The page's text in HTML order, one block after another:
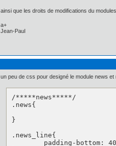
ainsi que les droits de modifications du
a+
Jean-Paul
un peu de css pour designé le module news
/*****news*****/
.news{
}
.news_line{